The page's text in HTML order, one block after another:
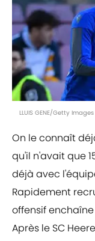
LLUIS GENE/Getty Images
On le connaît
qu'il n'avait que
déjà avec
Rapidement
offensif
Après le SC